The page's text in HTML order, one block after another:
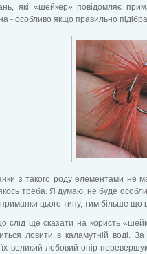
які «шейкер» повідомляє
- особливо якщо правильно
з такого роду елементами не
треба. Я думаю, не буде
приманки цього типу, тим більше що
слід ще сказати на користь
ловити в каламутній воді.
великий лобовий опір